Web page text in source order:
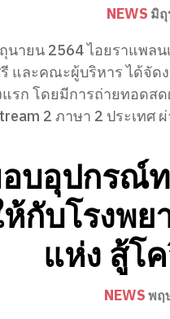
NEWS มิ
นายน 2564 ไอยราแพล
และคณะผู้บริหาร ได้จัด
แรก โดยมีการถ่ายทอดส
2 ภาษา 2 ประเทศ
บอุปกรณ์
กับโรงพย
แห่ง สู้โ
NEWSพฤ